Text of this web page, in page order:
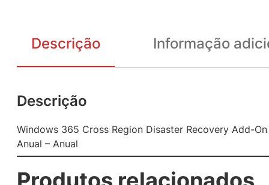
Descrição Informação
Descrição
Windows 365 Cross Region Disaster Recovery Add-
Anual – Anual